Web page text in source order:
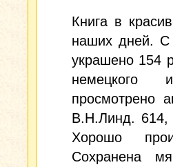
Книга в
наших дней. С
украшено 154
немецкого
просмотрено
В.Н.Линд.
Хорошо
Сохранена